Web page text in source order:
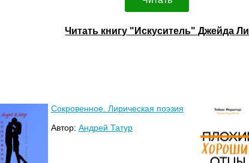
Читать книгу "Искуситель" Джейда Ли
Сокровенное. Лирическая поэзия
Автор: Андрей Татур